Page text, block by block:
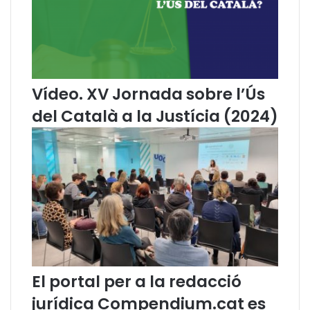
o
p
i
:
o
i
c
i
a
l
i
t
a
t
o
g
e
I
C
Vídeo. XV Jornada sobre l’Ús
del Català a la Justícia (2024)
El portal per a la redacció
jurídica Compendium.cat es